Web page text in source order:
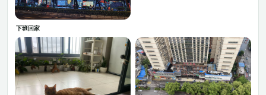
下班回家